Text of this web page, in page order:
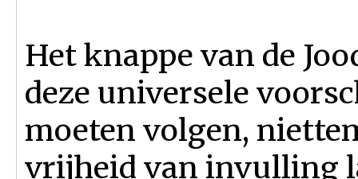
Het knappe van de
deze universele
moeten volgen,
vrijheid van invulling